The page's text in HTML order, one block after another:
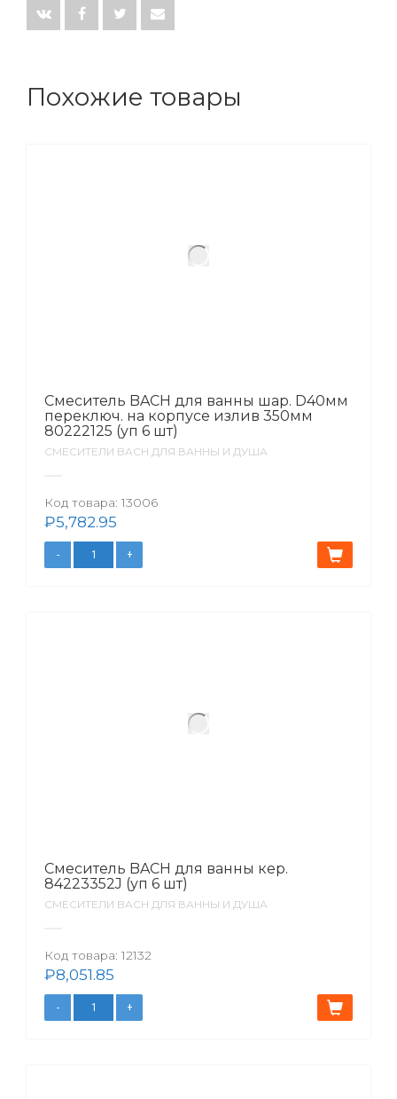
Похожие товары
Смеситель BACH для ванны шар. D40мм
переключ. на корпусе излив 350мм
80222125 (уп 6 шт)
СМЕСИТЕЛИ BACH ДЛЯ ВАННЫ И ДУША
Код товара: 13006
₽5,782.95
Смеситель BACH для ванны кер.
84223352J (уп 6 шт)
СМЕСИТЕЛИ BACH ДЛЯ ВАННЫ И ДУША
Код товара: 12132
₽8,051.85